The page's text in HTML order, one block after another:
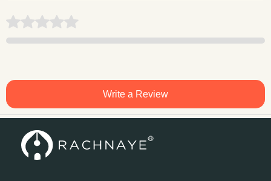
Write a Review